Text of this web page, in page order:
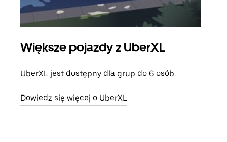
Większe pojazdy z UberXL
UberXL jest dostępny dla grup do 6 osób.
Dowiedz się więcej o UberXL